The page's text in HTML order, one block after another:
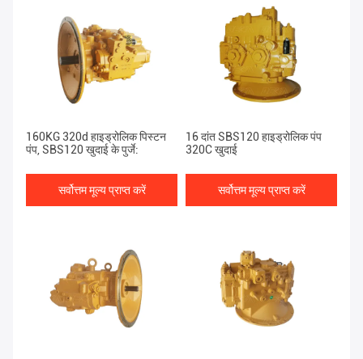
160KG 320d हाइड्रोलिक पिस्टन
पंप, SBS120 खुदाई के पुर्जे:
सर्वोत्तम मूल्य प्राप्त करें
16 दांत SBS120 हाइड्रोलिक पंप
320C खुदाई
सर्वोत्तम मूल्य प्राप्त करें